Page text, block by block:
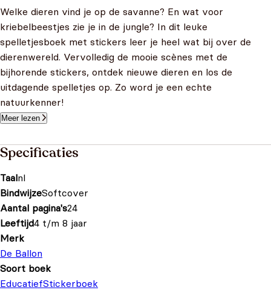
Welke dieren vind je op de savanne? En wat voor
kriebelbeestjes zie je in de jungle? In dit leuke
spelletjesboek met stickers leer je heel wat bij over de
dierenwereld. Vervolledig de mooie scènes met de
bijhorende stickers, ontdek nieuwe dieren en los de
uitdagende spelletjes op. Zo word je een echte
natuurkenner!
Meer lezen
Specificaties
Taalnl
BindwijzeSoftcover
Aantal pagina's24
Leeftijd4 t/m 8 jaar
Merk
De Ballon
Soort boek
EducatiefStickerboek